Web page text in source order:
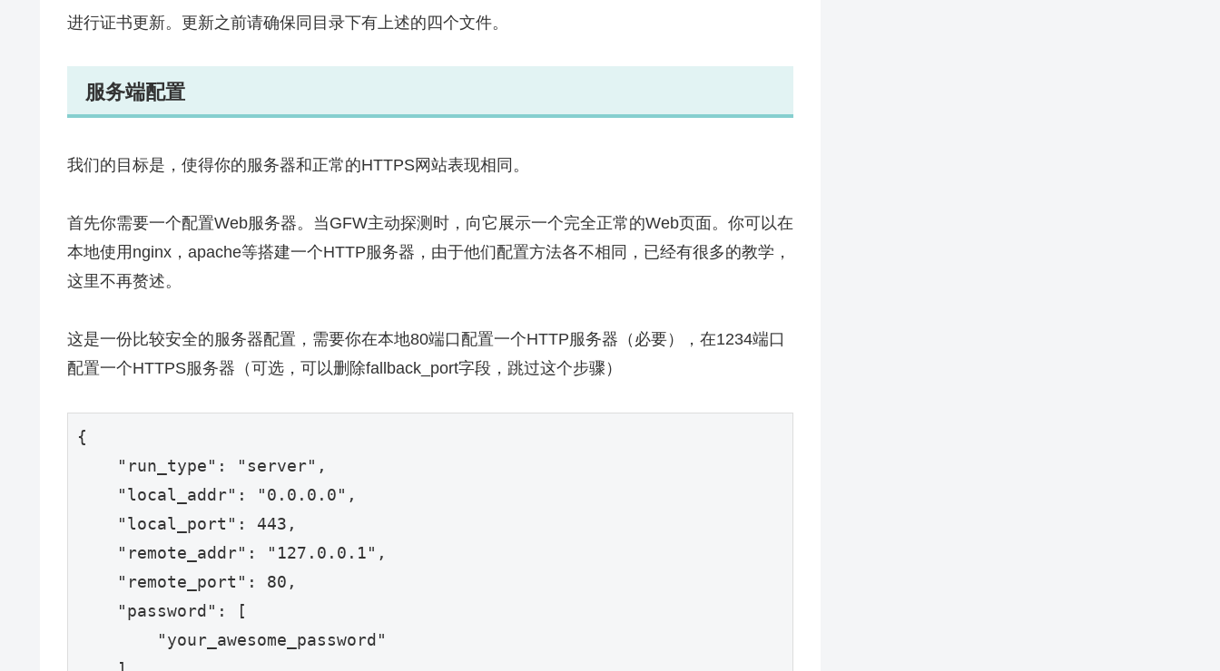
进行证书更新。更新之前请确保同目录下有上述的四个文件。
服务端配置
我们的目标是，使得你的服务器和正常的HTTPS网站表现相同。
首先你需要一个配置Web服务器。当GFW主动探测时，向它展示一个完全正常的Web页面。你可以在
本地使用nginx，apache等搭建一个HTTP服务器，由于他们配置方法各不相同，已经有很多的教学，
这里不再赘述。
这是一份比较安全的服务器配置，需要你在本地80端口配置一个HTTP服务器（必要），在1234端口
配置一个HTTPS服务器（可选，可以删除fallback_port字段，跳过这个步骤）
{
    "run_type": "server",
    "local_addr": "0.0.0.0",
    "local_port": 443,
    "remote_addr": "127.0.0.1",
    "remote_port": 80,
    "password": [
        "your_awesome_password"